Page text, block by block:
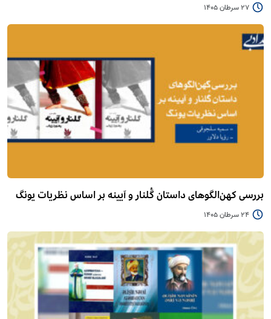
27 سرطان 1405
بررسی کهن‌الگوهای داستان گُلنار و آیینه بر اساس نظریات یونگ
24 سرطان 1405